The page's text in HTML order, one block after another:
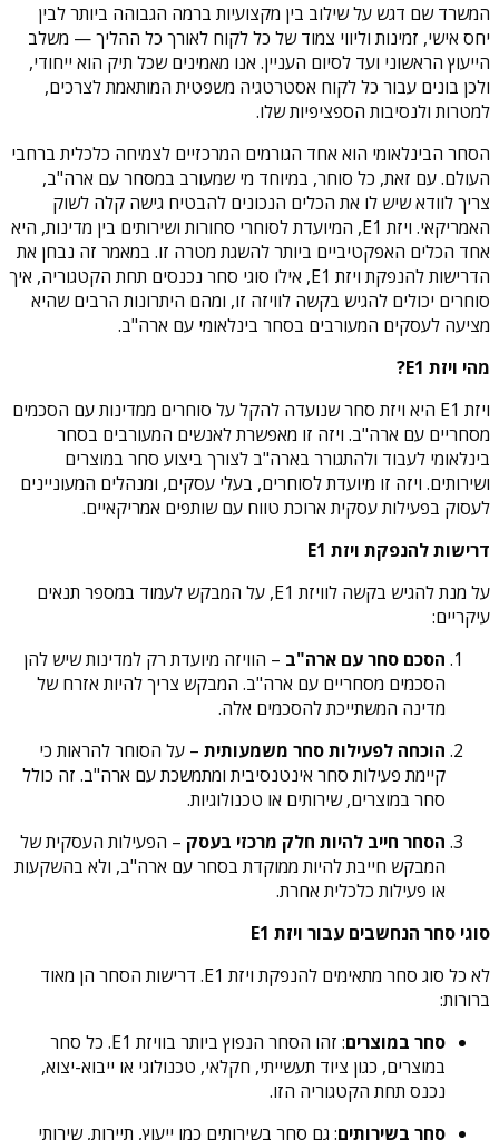
המשרד שם דגש על שילוב בין מקצועיות ברמה הגבוהה ביותר לבין
יחס אישי, זמינות וליווי צמוד של כל לקוח לאורך כל ההליך — משלב
הייעוץ הראשוני ועד לסיום העניין. אנו מאמינים שכל תיק הוא ייחודי,
ולכן בונים עבור כל לקוח אסטרטגיה משפטית המותאמת לצרכים,
למטרות ולנסיבות הספציפיות שלו.
הסחר הבינלאומי הוא אחד הגורמים המרכזיים לצמיחה כלכלית ברחבי
העולם. עם זאת, כל סוחר, במיוחד מי שמעורב במסחר עם ארה"ב,
צריך לוודא שיש לו את הכלים הנכונים להבטיח גישה קלה לשוק
האמריקאי. ויזת E1, המיועדת לסוחרי סחורות ושירותים בין מדינות, היא
אחד הכלים האפקטיביים ביותר להשגת מטרה זו. במאמר זה נבחן את
הדרישות להנפקת ויזת E1, אילו סוגי סחר נכנסים תחת הקטגוריה, איך
סוחרים יכולים להגיש בקשה לוויזה זו, ומהם היתרונות הרבים שהיא
מציעה לעסקים המעורבים בסחר בינלאומי עם ארה"ב.
מהי ויזת E1?
ויזת E1 היא ויזת סחר שנועדה להקל על סוחרים ממדינות עם הסכמים
מסחריים עם ארה"ב. ויזה זו מאפשרת לאנשים המעורבים בסחר
בינלאומי לעבוד ולהתגורר בארה"ב לצורך ביצוע סחר במוצרים
ושירותים. ויזה זו מיועדת לסוחרים, בעלי עסקים, ומנהלים המעוניינים
לעסוק בפעילות עסקית ארוכת טווח עם שותפים אמריקאיים.
דרישות להנפקת ויזת E1
על מנת להגיש בקשה לוויזת E1, על המבקש לעמוד במספר תנאים
עיקריים:
הסכם סחר עם ארה"ב – הוויזה מיועדת רק למדינות שיש להן
הסכמים מסחריים עם ארה"ב. המבקש צריך להיות אזרח של
מדינה המשתייכת להסכמים אלה.
הוכחה לפעילות סחר משמעותית – על הסוחר להראות כי
קיימת פעילות סחר אינטנסיבית ומתמשכת עם ארה"ב. זה כולל
סחר במוצרים, שירותים או טכנולוגיות.
הסחר חייב להיות חלק מרכזי בעסק – הפעילות העסקית של
המבקש חייבת להיות ממוקדת בסחר עם ארה"ב, ולא בהשקעות
או פעילות כלכלית אחרת.
סוגי סחר הנחשבים עבור ויזת E1
לא כל סוג סחר מתאימים להנפקת ויזת E1. דרישות הסחר הן מאוד
ברורות:
סחר במוצרים
: זהו הסחר הנפוץ ביותר בוויזת E1. כל סחר
במוצרים, כגון ציוד תעשייתי, חקלאי, טכנולוגי או ייבוא-יצוא,
נכנס תחת הקטגוריה הזו.
סחר בשירותים: גם סחר בשירותים כמו ייעוץ, תיירות, שירותי